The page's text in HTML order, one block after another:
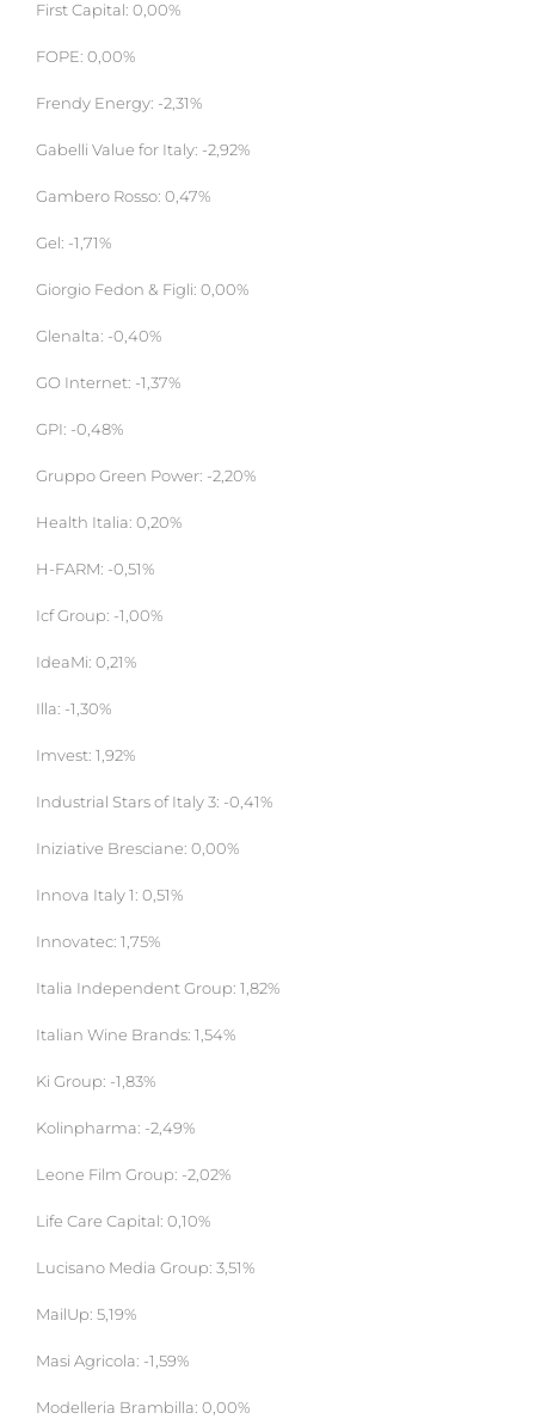
First Capital: 0,00%
FOPE: 0,00%
Frendy Energy: -2,31%
Gabelli Value for Italy: -2,92%
Gambero Rosso: 0,47%
Gel: -1,71%
Giorgio Fedon & Figli: 0,00%
Glenalta: -0,40%
GO Internet: -1,37%
GPI: -0,48%
Gruppo Green Power: -2,20%
Health Italia: 0,20%
H-FARM: -0,51%
Icf Group: -1,00%
IdeaMi: 0,21%
Illa: -1,30%
Imvest: 1,92%
Industrial Stars of Italy 3: -0,41%
Iniziative Bresciane: 0,00%
Innova Italy 1: 0,51%
Innovatec: 1,75%
Italia Independent Group: 1,82%
Italian Wine Brands: 1,54%
Ki Group: -1,83%
Kolinpharma: -2,49%
Leone Film Group: -2,02%
Life Care Capital: 0,10%
Lucisano Media Group: 3,51%
MailUp: 5,19%
Masi Agricola: -1,59%
Modelleria Brambilla: 0,00%